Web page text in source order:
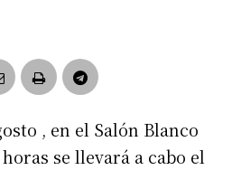
, en el Salón Blanco
se llevará a cabo el